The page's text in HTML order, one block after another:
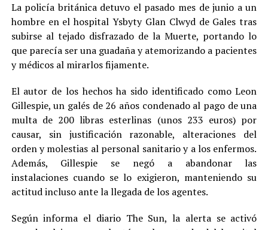
La policía británica detuvo el pasado mes de junio a un
hombre en el hospital Ysbyty Glan Clwyd de Gales tras
subirse al tejado disfrazado de la Muerte, portando lo
que parecía ser una guadaña y atemorizando a pacientes
y médicos al mirarlos fijamente.
El autor de los hechos ha sido identificado como Leon
Gillespie, un galés de 26 años condenado al pago de una
multa de 200 libras esterlinas (unos 233 euros) por
causar, sin justificación razonable, alteraciones del
orden y molestias al personal sanitario y a los enfermos.
Además, Gillespie se negó a abandonar las
instalaciones cuando se lo exigieron, manteniendo su
actitud incluso ante la llegada de los agentes.
Según informa el diario The Sun, la alerta se activó